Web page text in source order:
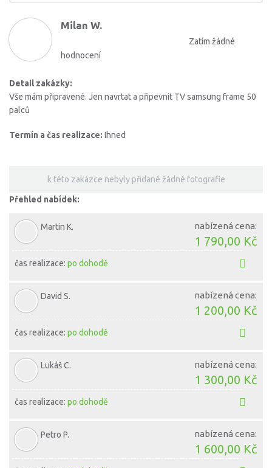
Milan W.
Zatím žádné
hodnocení
Detail zakázky:
Vše mám připravené. Jen navrtat a připevnit TV samsung frame 50
palců
Termín a čas realizace: Ihned
k této zakázce nebyly přidané žádné fotografie
Přehled nabídek:
Martin K.
čas realizace:po dohodě
nabízená cena:
1 790,00 Kč
David S.
čas realizace:po dohodě
nabízená cena:
1 200,00 Kč
Lukáš C.
čas realizace:po dohodě
nabízená cena:
1 300,00 Kč
Petro P. nabízená cena:
1 600,00 Kč